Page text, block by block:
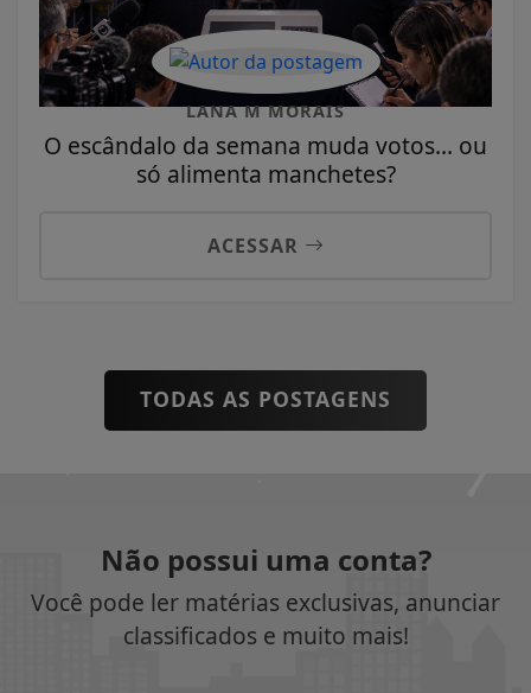
LANA M MORAIS
O escândalo da semana muda votos... ou
só alimenta manchetes?
ACESSAR
TODAS AS POSTAGENS
Não possui uma conta?
Você pode ler matérias exclusivas, anunciar
classificados e muito mais!